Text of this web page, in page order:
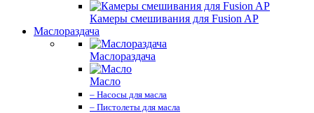
Камеры смешивания для Fusion AP
Маслораздача
Маслораздача
Масло
– Насосы для масла
– Пистолеты для масла